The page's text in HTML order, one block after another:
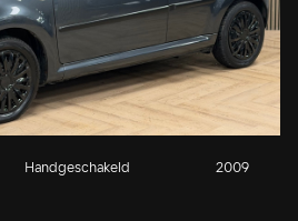
Handgeschakeld 2009